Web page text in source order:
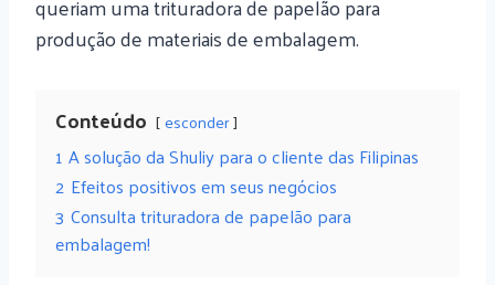
produção de materiais de embalagem.
Conteúdo esconder
1 A solução da Shuliy para o cliente das Filipinas
2 Efeitos positivos em seus negócios
3 Consulta trituradora de papelão para
embalagem!